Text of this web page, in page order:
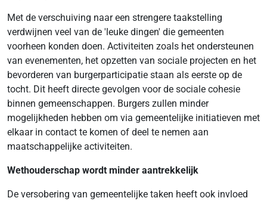
Met de verschuiving naar een strengere taakstelling
verdwijnen veel van de 'leuke dingen' die gemeenten
voorheen konden doen. Activiteiten zoals het ondersteunen
van evenementen, het opzetten van sociale projecten en het
bevorderen van burgerparticipatie staan als eerste op de
tocht. Dit heeft directe gevolgen voor de sociale cohesie
binnen gemeenschappen. Burgers zullen minder
mogelijkheden hebben om via gemeentelijke initiatieven met
elkaar in contact te komen of deel te nemen aan
maatschappelijke activiteiten.
Wethouderschap wordt minder aantrekkelijk
De versobering van gemeentelijke taken heeft ook invloed